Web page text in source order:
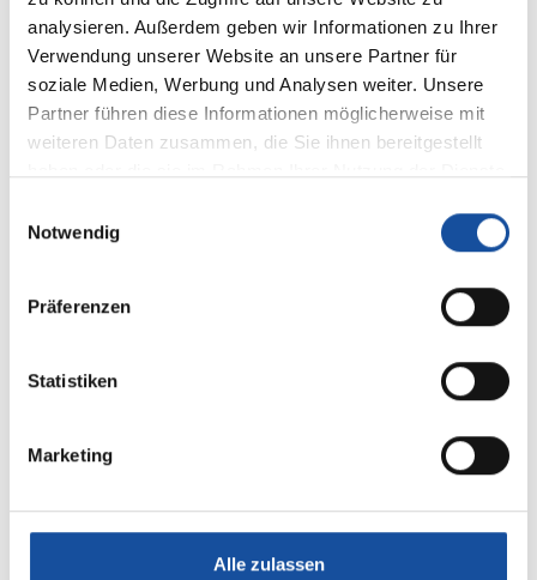
analysieren. Außerdem geben wir Informationen zu Ihrer
Verwendung unserer Website an unsere Partner für
soziale Medien, Werbung und Analysen weiter. Unsere
Partner führen diese Informationen möglicherweise mit
weiteren Daten zusammen, die Sie ihnen bereitgestellt
Notwendig
Präferenzen
Statistiken
Marketing
Alle zulassen
Die EMCO Privatklinik begleitet Sie auf jedem
Schritt – von der Diagnostik über die
Behandlung bis zur vollständigen
Rehabilitation.
Konservative und operative
Die Behandlung richtet sich nach Schwere der
Bedürfnissen.
Konservative Therapie
Bei Teilrissen oder stabilen Gelenken kann eine